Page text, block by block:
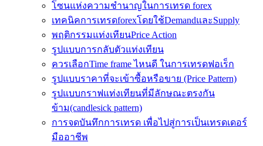
โซนแห่งความชำนาญในการเทรด forex
เทคนิคการเทรดforexโดยใช้DemandและSupply
พฤติกรรมแท่งเทียนPrice Action
รูปแบบการกลับตัวแท่งเทียน
ควรเลือกTime frame ไหนดี ในการเทรดฟอเร็ก
รูปแบบราคาที่จะเข้าซื้อหรือขาย (Price Pattern)
รูปแบบกราฟแท่งเทียนที่มีลักษณะตรงกัน
ข้าม(candlesick pattern)
การจดบันทึกการเทรด เพื่อไปสู่การเป็นเทรดเดอร์
มืออาชีพ